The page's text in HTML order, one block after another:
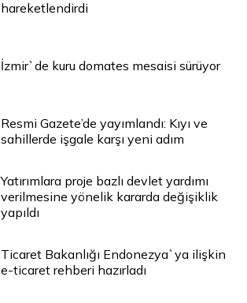
hareketlendirdi
İzmir`de kuru domates mesaisi sürüyor
Resmi Gazete’de yayımlandı: Kıyı ve
sahillerde işgale karşı yeni adım
Yatırımlara proje bazlı devlet yardımı
verilmesine yönelik kararda değişiklik
yapıldı
Ticaret Bakanlığı Endonezya`ya ilişkin
e-ticaret rehberi hazırladı